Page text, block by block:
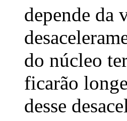
depende da
do núcleo
ficarão
desse